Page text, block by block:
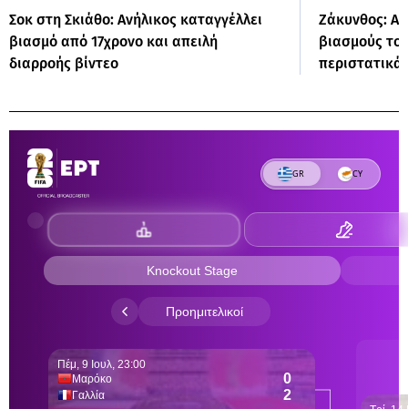
Σοκ στη Σκιάθο: Ανήλικος καταγγέλλει
βιασμό από 17χρονο και απειλή
διαρροής βίντεο
Ζάκυνθος:
βιασμούς
περιστατικά